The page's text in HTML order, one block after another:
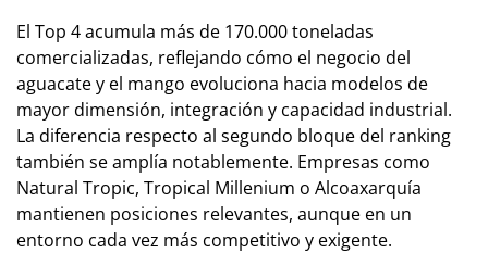
El Top 4 acumula más de 170.000 toneladas
comercializadas, reflejando cómo el negocio del
aguacate y el mango evoluciona hacia modelos de
mayor dimensión, integración y capacidad industrial.
La diferencia respecto al segundo bloque del ranking
también se amplía notablemente. Empresas como
Natural Tropic, Tropical Millenium o Alcoaxarquía
mantienen posiciones relevantes, aunque en un
entorno cada vez más competitivo y exigente.